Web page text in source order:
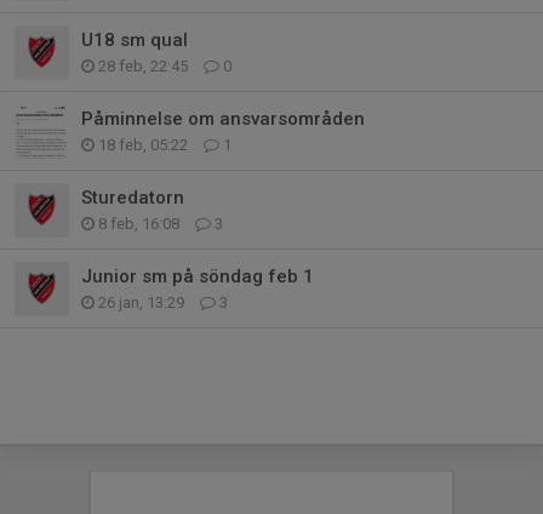
U18 sm qual
28 feb, 22:45 0
Påminnelse om ansvarsområden
18 feb, 05:22 1
Sturedatorn
8 feb, 16:08 3
Junior sm på söndag feb 1
26 jan, 13:29 3